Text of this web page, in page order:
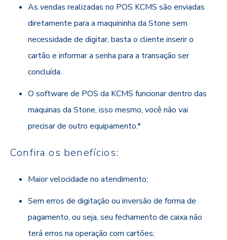
As vendas realizadas no POS KCMS são enviadas
diretamente para a maquininha da Stone sem
necessidade de digitar, basta o cliente inserir o
cartão e informar a senha para a transação ser
concluída.
O software de POS da KCMS funcionar dentro das
maquinas da Stone, isso mesmo, você não vai
precisar de outro equipamento.*
Confira os benefícios:
Maior velocidade no atendimento;
Sem erros de digitação ou inversão de forma de
pagamento, ou seja, seu fechamento de caixa não
terá erros na operação com cartões;